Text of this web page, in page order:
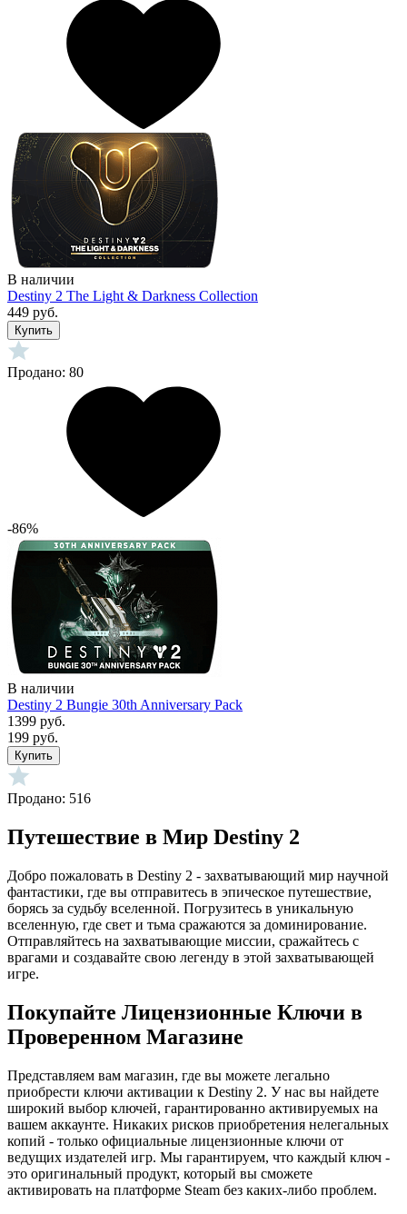
В наличии
Destiny 2 The Light & Darkness Collection
449 руб.
Купить
Продано: 80
-86%
В наличии
Destiny 2 Bungie 30th Anniversary Pack
1399 руб.
199 руб.
Купить
Продано: 516
Путешествие в Мир Destiny 2
Добро пожаловать в Destiny 2 - захватывающий мир научной
фантастики, где вы отправитесь в эпическое путешествие,
борясь за судьбу вселенной. Погрузитесь в уникальную
вселенную, где свет и тьма сражаются за доминирование.
Отправляйтесь на захватывающие миссии, сражайтесь с
врагами и создавайте свою легенду в этой захватывающей
игре.
Покупайте Лицензионные Ключи в
Проверенном Магазине
Представляем вам магазин, где вы можете легально
приобрести ключи активации к Destiny 2. У нас вы найдете
широкий выбор ключей, гарантированно активируемых на
вашем аккаунте. Никаких рисков приобретения нелегальных
копий - только официальные лицензионные ключи от
ведущих издателей игр. Мы гарантируем, что каждый ключ -
это оригинальный продукт, который вы сможете
активировать на платформе Steam без каких-либо проблем.